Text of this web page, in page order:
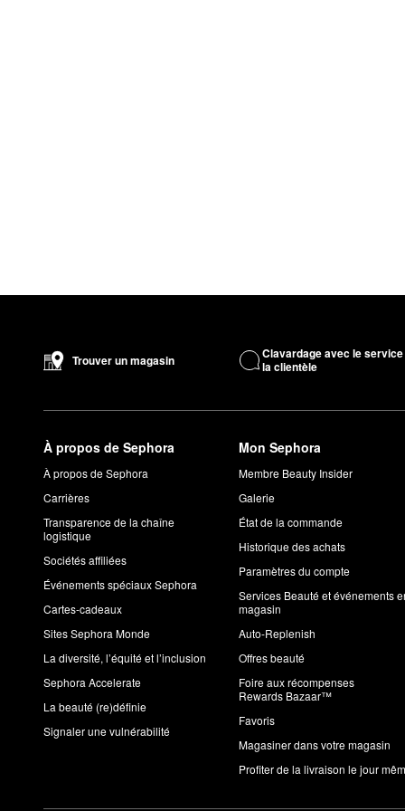
Trouver un magasin
Clavardage avec le service
la clientèle
À propos de Sephora
À propos de Sephora
Carrières
Transparence de la chaîne
logistique
Sociétés affiliées
Événements spéciaux Sephora
Cartes-cadeaux
Sites Sephora Monde
La diversité, l’équité et l’inclusion
Sephora Accelerate
La beauté (re)définie
Signaler une vulnérabilité
Mon Sephora
Membre Beauty Insider
Galerie
État de la commande
Historique des achats
Paramètres du compte
Services Beauté et événements
magasin
Auto-Replenish
Offres beauté
Foire aux récompenses
Rewards Bazaar™
Favoris
Magasiner dans votre magasin
Profiter de la livraison le jour